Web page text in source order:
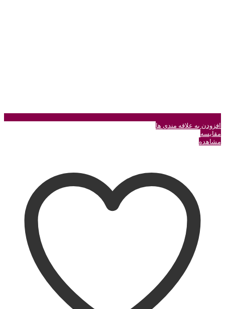
افزودن به علاقه مندی ها
مقایسه
مشاهده